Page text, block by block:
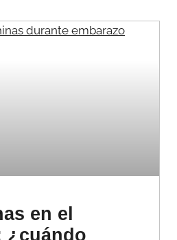
en el
¿cuándo